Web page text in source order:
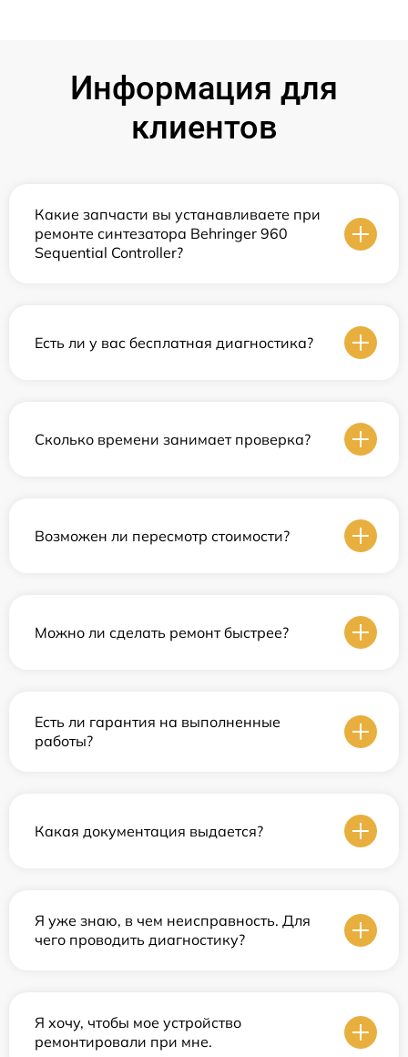
Информация для
клиентов
Какие запчасти вы устанавливаете при
ремонте синтезатора Behringer 960
Sequential Controller?
Есть ли у вас бесплатная диагностика?
Сколько времени занимает проверка?
Возможен ли пересмотр стоимости?
Можно ли сделать ремонт быстрее?
Есть ли гарантия на выполненные
работы?
Какая документация выдается?
Я уже знаю, в чем неисправность. Для
чего проводить диагностику?
Я хочу, чтобы мое устройство
ремонтировали при мне.